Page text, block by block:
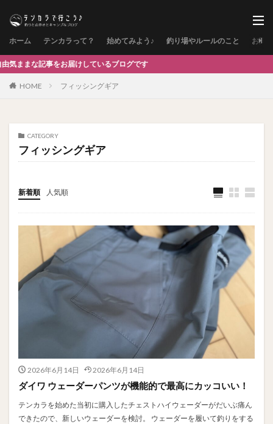
ホーム テンカラって？ 始めてみよう♪ 釣り場やルールのこと お問
お届けしているブログです
HOME フィッシングギア
CATEGORY
フィッシングギア
新着順 人気順
2026年6月14日 2026年6月14日
ダイワ ウェーダーパンツが機能的で最高にカッコいい！
テンカラを始めた当初に購入したチェストハイウェーダーがだいぶ痛ん
できたので、新しいウェーダーを検討。 ウェーダーを履いて釣りをする